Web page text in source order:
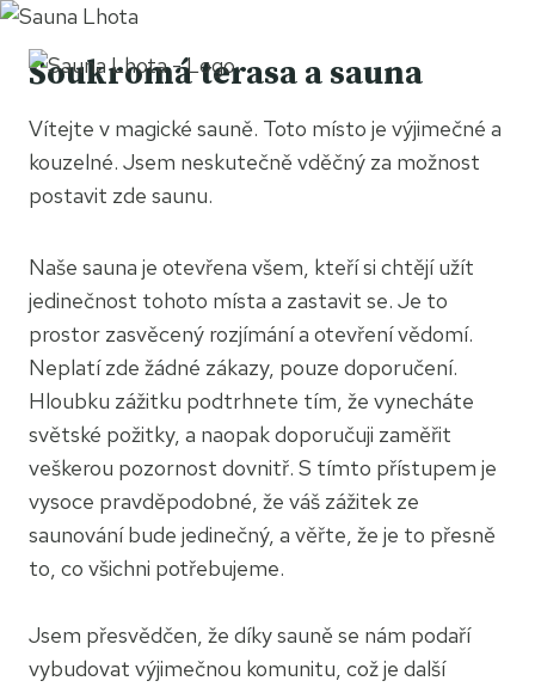
Přeskočit
obsahSoukromá terasa a sauna
Vítejte v magické sauně. Toto místo je výjimečné a
kouzelné. Jsem neskutečně vděčný za možnost
postavit zde saunu.
Naše sauna je otevřena všem, kteří si chtějí užít
jedinečnost tohoto místa a zastavit se. Je to
prostor zasvěcený rozjímání a otevření vědomí.
Neplatí zde žádné zákazy, pouze doporučení.
Hloubku zážitku podtrhnete tím, že vynecháte
světské požitky, a naopak doporučuji zaměřit
veškerou pozornost dovnitř. S tímto přístupem je
vysoce pravděpodobné, že váš zážitek ze
saunování bude jedinečný, a věřte, že je to přesně
to, co všichni potřebujeme.
Jsem přesvědčen, že díky sauně se nám podaří
vybudovat výjimečnou komunitu, což je další